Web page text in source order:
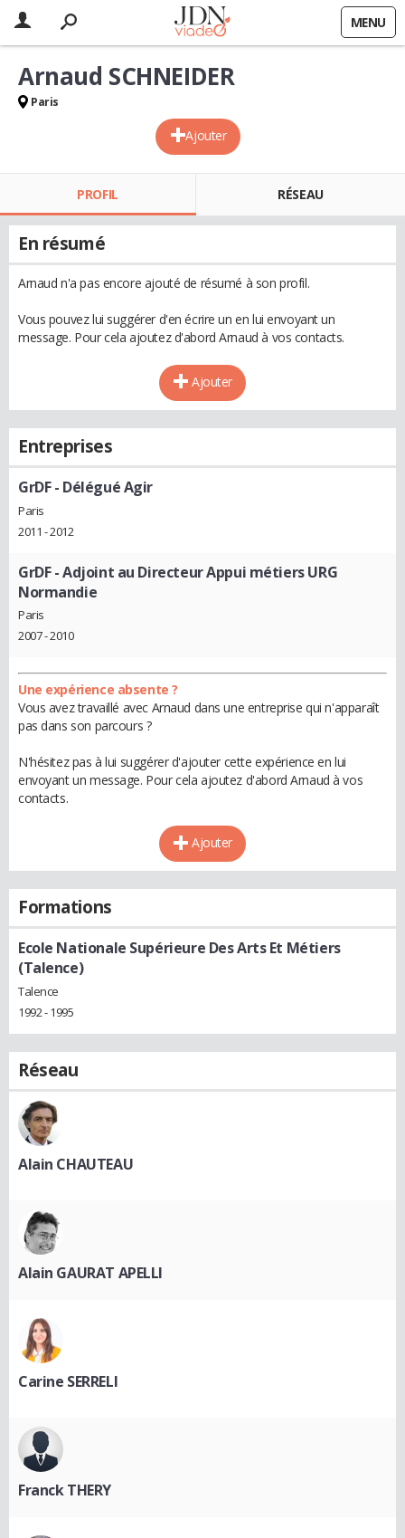
MENU
Ajouter
Arnaud SCHNEIDER
Paris
PROFIL RÉSEAU
En résumé
Arnaud n'a pas encore ajouté de résumé à son profil.
Vous pouvez lui suggérer d'en écrire un en lui envoyant un
message. Pour cela ajoutez d'abord Arnaud à vos contacts.
Ajouter
Entreprises
GrDF- Délégué Agir
Paris
2011 - 2012
GrDF- Adjoint au Directeur Appui métiers URG
Normandie
Paris
2007 - 2010
Une expérience absente ?
Vous avez travaillé avec Arnaud dans une entreprise qui n'apparaît
pas dans son parcours ?
N'hésitez pas à lui suggérer d'ajouter cette expérience en lui
envoyant un message. Pour cela ajoutez d'abord Arnaud à vos
contacts.
Ajouter
Formations
Ecole Nationale Supérieure Des Arts Et Métiers
(Talence)
Talence
1992 - 1995
Réseau
Alain CHAUTEAU
Alain GAURAT APELLI
Carine SERRELI
Franck THERY